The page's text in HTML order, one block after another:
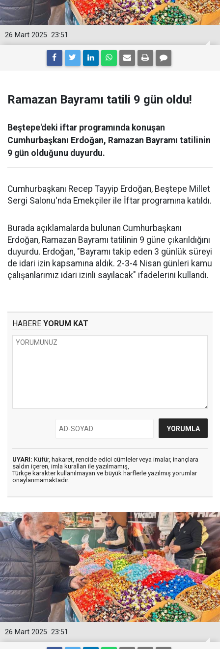
23:51
26 Mart 2025
Ramazan Bayramı tatili 9 gün oldu!
Beştepe'deki iftar programında konuşan
Cumhurbaşkanı Erdoğan, Ramazan Bayramı tatilinin
9 gün olduğunu duyurdu.
Cumhurbaşkanı Recep Tayyip Erdoğan, Beştepe Millet
Sergi Salonu'nda Emekçiler ile İftar programına katıldı.
Burada açıklamalarda bulunan Cumhurbaşkanı
Erdoğan, Ramazan Bayramı tatilinin 9 güne çıkarıldığını
duyurdu. Erdoğan, "Bayramı takip eden 3 günlük süreyi
de idari izin kapsamına aldık. 2-3-4 Nisan günleri kamu
çalışanlarımız idari izinli sayılacak" ifadelerini kullandı.
HABERE YORUM KAT
UYARI: Küfür, hakaret, rencide edici cümleler veya imalar, inançlara
saldırı içeren, imla kuralları ile yazılmamış,
Türkçe karakter kullanılmayan ve büyük harflerle yazılmış yorumlar
onaylanmamaktadır.
23:51
26 Mart 2025